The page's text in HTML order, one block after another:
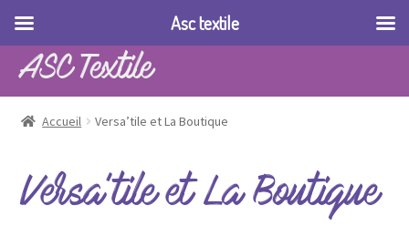
ASC Textile
Accueil Versa’tile et La Boutique
Versa’tile et La Boutique
Asc textile